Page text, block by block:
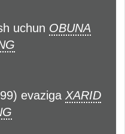
uchun OBUNA
evaziga XARID